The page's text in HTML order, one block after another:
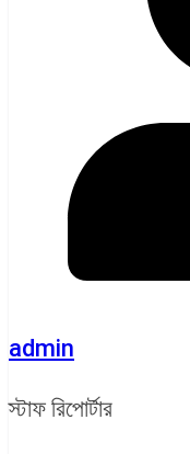
admin
স্টাফ রিপোর্টার